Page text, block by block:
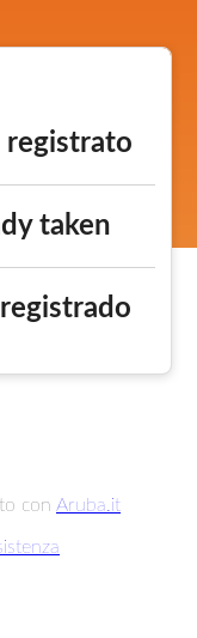
registrato
taken
con Aruba.it